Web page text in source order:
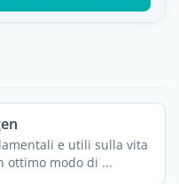
e utili sulla vita
ottimo modo di ...